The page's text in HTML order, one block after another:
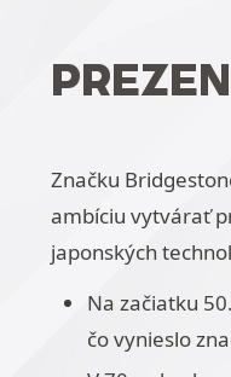
Značku
ambíciu vytvárať
japonských
Na začiatku
čo vynieslo